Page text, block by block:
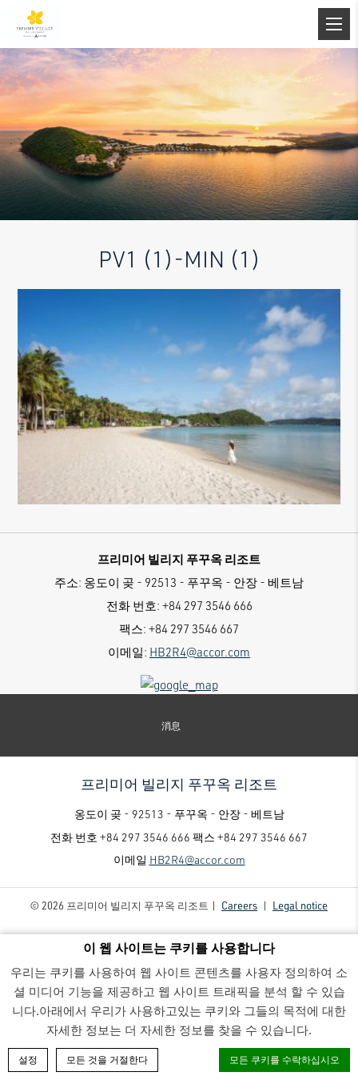
이 웹 사이트는 쿠키를 사용합니다
우리는 쿠키를 사용하여 웹 사이트 콘텐츠를 사용자 정의하여 소
셜 미디어 기능을 제공하고 웹 사이트 트래픽을 분석 할 수 있습
니다.아래에서 우리가 사용하고있는 쿠키와 그들의 목적에 대한
자세한 정보는 더 자세한 정보를 찾을 수 있습니다.
설정 모든 것을 거절한다 모든 쿠키를 수락하십시오
PV1 (1)-MIN (1)
프리미어 빌리지 푸꾸옥 리조트
주소: 옹도이 곶 - 92513 - 푸꾸옥 - 안장 - 베트남
전화 번호: +84 297 3546 666
팩스: +84 297 3546 667
이메일: HB2R4@accor.com
消息
프리미어 빌리지 푸꾸옥 리조트
옹도이 곶 - 92513 - 푸꾸옥 - 안장 - 베트남
전화 번호 +84 297 3546 666 팩스 +84 297 3546 667
이메일 HB2R4@accor.com
© 2026 프리미어 빌리지 푸꾸옥 리조트 | Careers | Legal notice
프리미어 빌리지 푸꾸옥 리조트 - Luxury family-friendly resort - pv1 (1)-min (1)